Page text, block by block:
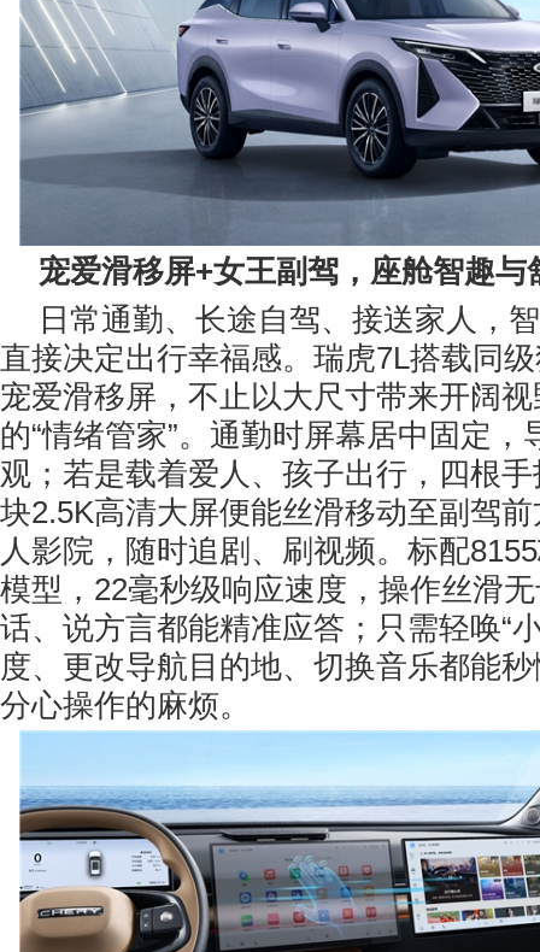
宠爱滑移屏+女王副驾，座舱智趣与
日常通勤、长途自驾、接送家人，
直接决定出行幸福感。瑞虎7L搭载同
宠爱滑移屏，不止以大尺寸带来开阔
的“情绪管家”。通勤时屏幕居中固定，
观；若是载着爱人、孩子出行，四根
块2.5K高清大屏便能丝滑移动至副驾
人影院，随时追剧、刷视频。标配
模型，22毫秒级响应速度，操作丝滑
话、说方言都能精准应答；只需轻唤“
度、更改导航目的地、切换音乐都能
分心操作的麻烦。